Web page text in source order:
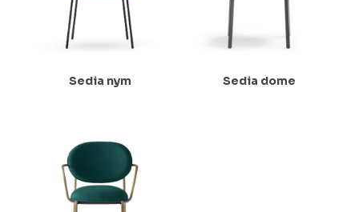
Sedia nym Sedia dome